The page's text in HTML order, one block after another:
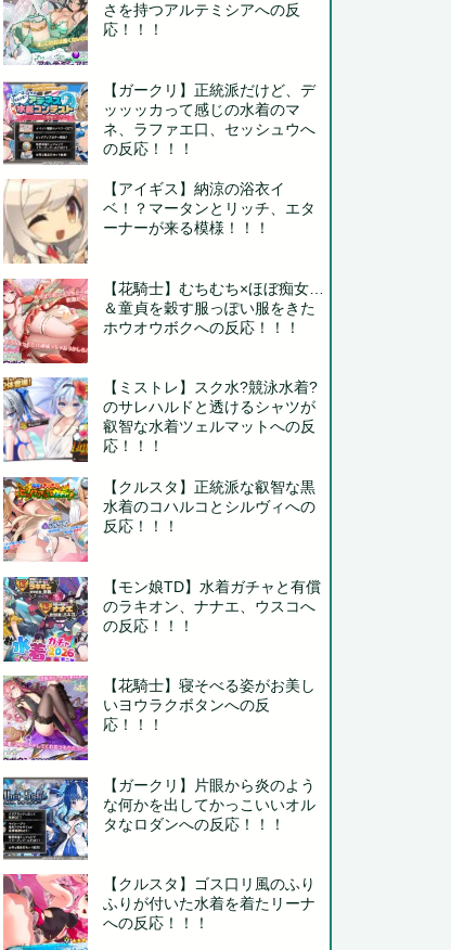
さを持つアルテミシアへの反
応！！！
【ガークリ】正統派だけど、デ
ッッッカって感じの水着のマ
ネ、ラファエ口、セッシュウへ
の反応！！！
【アイギス】納涼の浴衣イ
ベ！？マータンとリッチ、エタ
ーナーが来る模様！！！
【花騎士】むちむち×ほぼ痴女…
＆童貞を穀す服っぽい服をきた
ホウオウボクへの反応！！！
【ミストレ】スク水?競泳水着?
のサレハルドと透けるシャツが
叡智な水着ツェルマットへの反
応！！！
【クルスタ】正統派な叡智な黒
水着のコハルコとシルヴィへの
反応！！！
【モン娘TD】水着ガチャと有償
のラキオン、ナナエ、ウスコへ
の反応！！！
【花騎士】寝そべる姿がお美し
いヨウラクボタンへの反
応！！！
【ガークリ】片眼から炎のよう
な何かを出してかっこいいオル
タなロダンへの反応！！！
【クルスタ】ゴス口リ風のふり
ふりが付いた水着を着たリーナ
への反応！！！